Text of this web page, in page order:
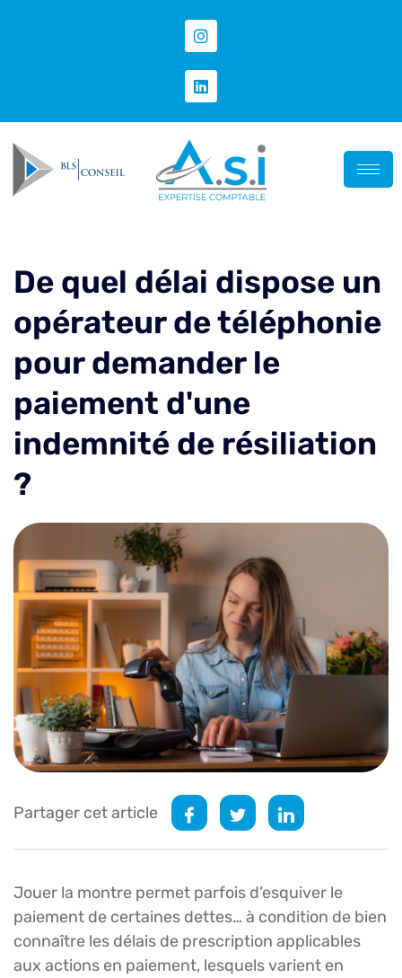
De quel délai dispose un
opérateur de téléphonie
pour demander le
paiement d'une
indemnité de résiliation
?
Partager cet article
Jouer la montre permet parfois d’esquiver le
paiement de certaines dettes… à condition de bien
connaître les délais de prescription applicables
aux actions en paiement, lesquels varient en